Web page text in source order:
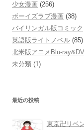
少女漫画 (256)
ボーイズラブ漫画 (38)
バイリンガル版コミック
英語版ライトノベル (85)
北米版アニメBlu-
未分類 (1)
最近の投稿
東京卍リベ